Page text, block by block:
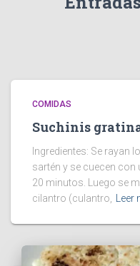
COMIDAS
Suchinis
Ingredientes: Se rayan
sartén y se cuecen
20 minutos. Luego se
cilantro (culantro,